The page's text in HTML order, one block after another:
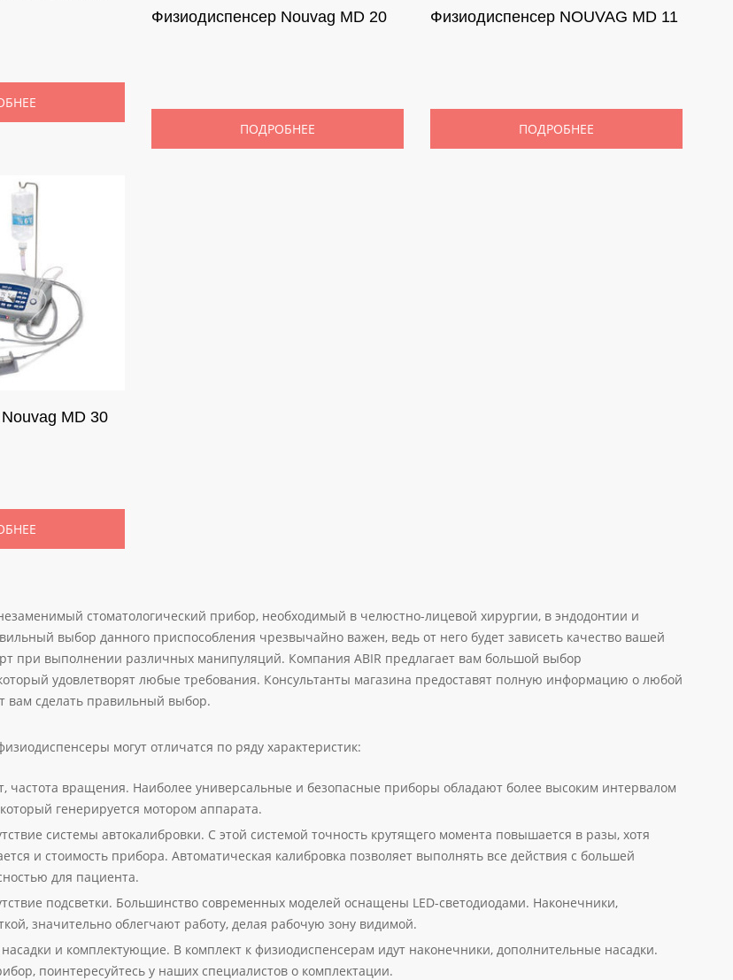
Физиодиспенсер Nouvag MD 20
ПОДРОБНЕЕ
Физиодиспенсер NOUVAG MD 11
ПОДРОБНЕЕ
MD 30
стоматологический прибор, необходимый в челюстно-лицевой хирургии, в эндодонтии и
выбор данного приспособления чрезвычайно важен, ведь от него будет зависеть качество вашей
при выполнении различных манипуляций. Компания ABIR предлагает вам большой выбор
удовлетворят любые требования. Консультанты магазина предоставят полную информацию о любой
вам сделать правильный выбор.
могут отличатся по ряду характеристик:
частота вращения. Наиболее универсальные и безопасные приборы обладают более высоким интервалом
генерируется мотором аппарата.
системы автокалибровки. С этой системой точность крутящего момента повышается в разы, хотя
и стоимость прибора. Автоматическая калибровка позволяет выполнять все действия с большей
для пациента.
подсветки. Большинство современных моделей оснащены LED-светодиодами. Наконечники,
значительно облегчают работу, делая рабочую зону видимой.
и комплектующие. В комплект к физиодиспенсерам идут наконечники, дополнительные насадки.
поинтересуйтесь у наших специалистов о комплектации.